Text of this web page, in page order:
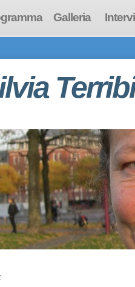
Galleria